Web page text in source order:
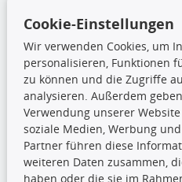
Schneeketten
TecDoc Inside
Die hier angezeigten Daten
nicht kopiert werden.
Cookie-Einstellungen
Wir verwenden Cookies, um
personalisieren, Funktionen
zu können und die Zugriffe
analysieren. Außerdem
Verwendung unserer
soziale Medien, Werbung
Partner führen diese
weiteren Daten zusammen,
haben oder die sie im